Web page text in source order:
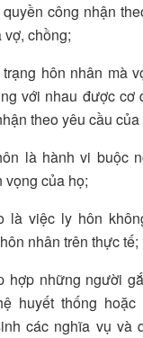
công nhận
chồng;
hôn nhân mà
với nhau được cơ
theo yêu cầu
là hành vi buộc
vọng của họ;
là việc ly hôn
nhân trên thực tế;
hợp những người
huyết thống
các nghĩa vụ và